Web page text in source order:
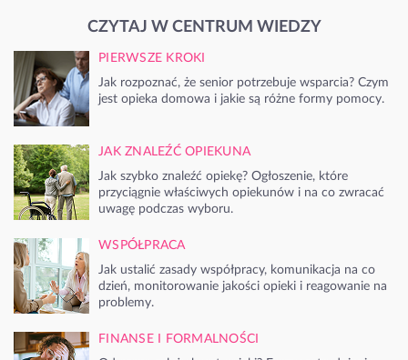
CZYTAJ W CENTRUM WIEDZY
PIERWSZE KROKI
Jak rozpoznać, że senior potrzebuje wsparcia? Czym
jest opieka domowa i jakie są różne formy pomocy.
JAK ZNALEŹĆ OPIEKUNA
Jak szybko znaleźć opiekę? Ogłoszenie, które
przyciągnie właściwych opiekunów i na co zwracać
uwagę podczas wyboru.
WSPÓŁPRACA
Jak ustalić zasady współpracy, komunikacja na co
dzień, monitorowanie jakości opieki i reagowanie na
problemy.
FINANSE I FORMALNOŚCI